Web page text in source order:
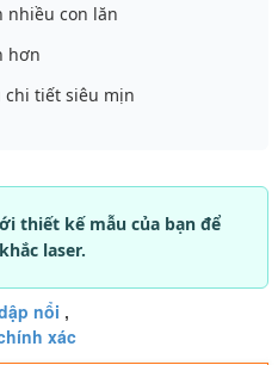
nhiều con lăn
hơn
chi tiết siêu mịn
thiết kế mẫu của bạn để
laser.
nổi ,
xác